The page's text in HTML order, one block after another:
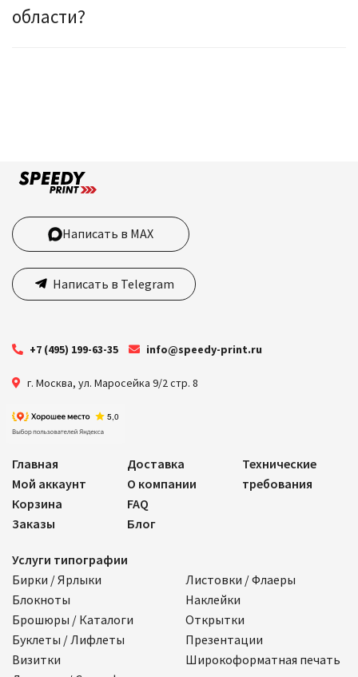
области?
Написать в MAX
Написать в Telegram
+7 (495) 199-63-35 info@speedy-print.ru
г. Москва, ул. Маросейка 9/2 стр. 8
Главная
Мой аккаунт
Корзина
Заказы
Доставка
О компании
FAQ
Блог
Технические
требования
Услуги типографии
Бирки / Ярлыки
Блокноты
Брошюры / Каталоги
Буклеты / Лифлеты
Визитки
Листовки / Флаеры
Наклейки
Открытки
Презентации
Широкоформатная печать